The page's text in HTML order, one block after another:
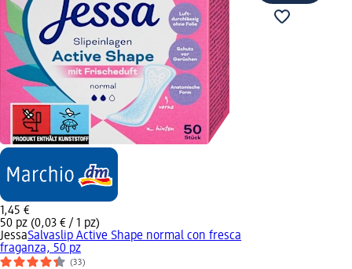
1,45 €
50 pz (0,03 € / 1 pz)
JessaSalvaslip Active Shape normal con fresca
fraganza, 50 pz
(33)